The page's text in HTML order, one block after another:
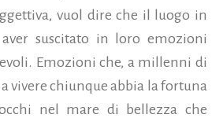
vuol dire che il luogo in
aver suscitato in loro emozioni
Emozioni che, a millenni di
vivere chiunque abbia la fortuna
nel mare di bellezza che